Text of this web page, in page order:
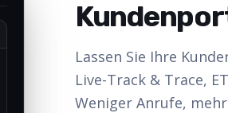
Lassen Sie Ihre
Live-Track & Trace,
Weniger Anrufe,